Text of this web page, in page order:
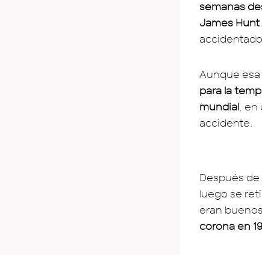
semanas
James Hunt
Aunque
para la
mundial ,
accidente.
Después de
luego se
eran
corona en